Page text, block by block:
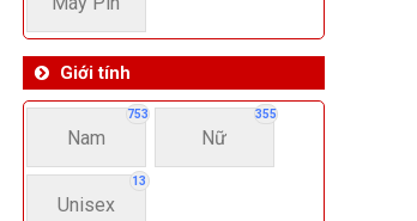
Giới tính
753
Nam
355
Nữ
13
Unisex